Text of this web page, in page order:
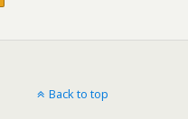
Back to top